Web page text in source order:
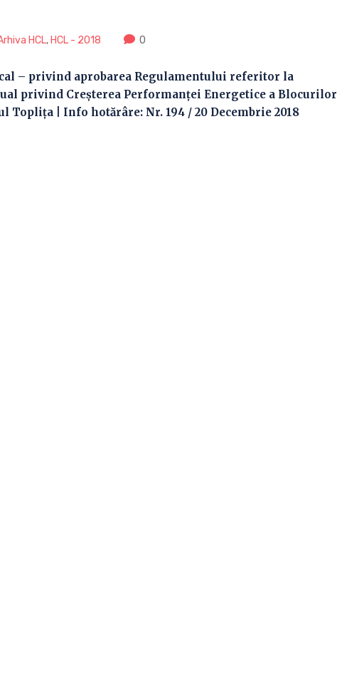
HCL, HCL - 2018 0
– privind aprobarea Regulamentului referitor la
privind Creşterea Performanţei Energetice a Blocurilor
Topliţa | Info hotărâre: Nr. 194 / 20 Decembrie 2018